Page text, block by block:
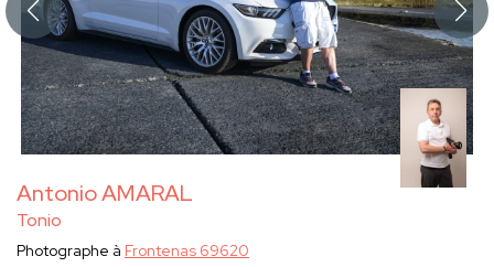
Antonio AMARAL
Tonio
Photographe à Frontenas 69620